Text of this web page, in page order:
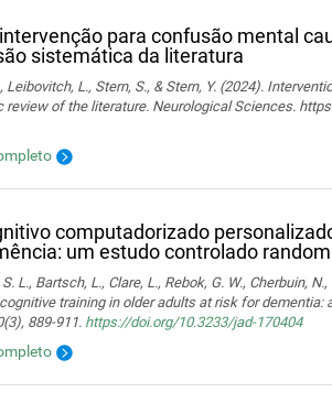
para confusão mental
sistemática da literatura
Leibovitch, L., Stern, S., & Stern, Y. (2024).
review of the literature. Neurological Sciences.
computadorizado
um estudo controlado
L., Bartsch, L., Clare, L., Rebok, G. W., Cherbuin,
training in older adults at risk for dementia:
889-911. https://doi.org/10.3233/jad-170404